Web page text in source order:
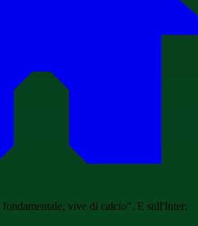
fondamentale, vive di calcio". E sull'Inter: